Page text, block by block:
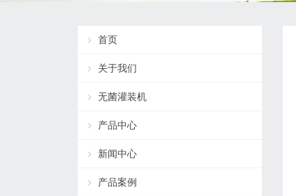
首页
关于我们
无菌灌装机
产品中心
新闻中心
产品案例